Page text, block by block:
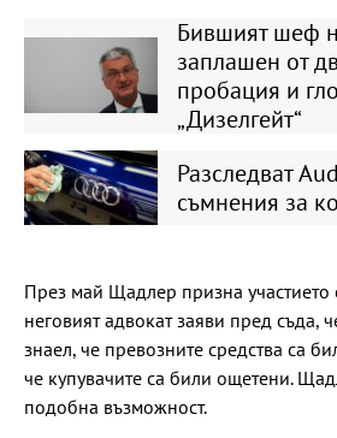
Бившият шеф
заплашен от
пробация и
„Дизелгейт“
Разследват
съмнения за
През май Щадлер призна участието
неговият адвокат заяви пред съда,
знаел, че превозните средства са
че купувачите са били ощетени.
подобна възможност.